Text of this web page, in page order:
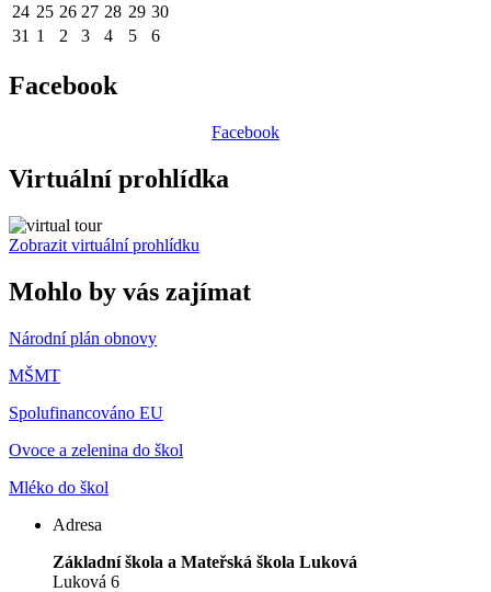
24 25 26 27 28 29 30
31 1 2 3 4 5 6
Facebook
Facebook
Virtuální prohlídka
Zobrazit virtuální prohlídku
Mohlo by vás zajímat
Národní plán obnovy
MŠMT
Spolufinancováno EU
Ovoce a zelenina do škol
Mléko do škol
Adresa
Základní škola a Mateřská škola Luková
Luková 6